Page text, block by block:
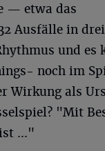
— etwa das
Ausfälle in
und es
noch im
Wirkung als
"Mit
ist …"